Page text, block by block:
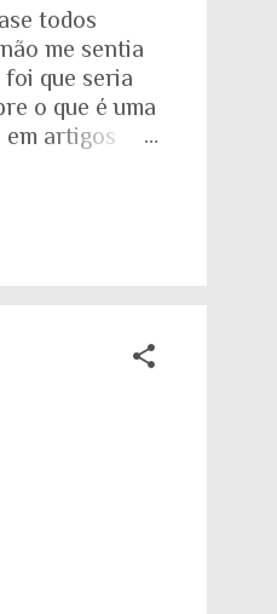
todos
me sentia
foi que seria
o que é uma
em artigos
das